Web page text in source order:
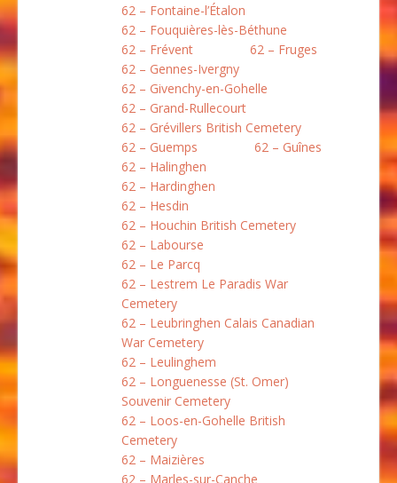
62 – Fontaine-l’Étalon
62 – Fouquières-lès-Béthune
62 – Frévent
62 – Fruges
62 – Gennes-Ivergny
62 – Givenchy-en-Gohelle
62 – Grand-Rullecourt
62 – Grévillers British Cemetery
62 – Guemps
62 – Guînes
62 – Halinghen
62 – Hardinghen
62 – Hesdin
62 – Houchin British Cemetery
62 – Labourse
62 – Le Parcq
62 – Lestrem Le Paradis War
Cemetery
62 – Leubringhen Calais Canadian
War Cemetery
62 – Leulinghem
62 – Longuenesse (St. Omer)
Souvenir Cemetery
62 – Loos-en-Gohelle British
Cemetery
62 – Maizières
62 – Marles-sur-Canche